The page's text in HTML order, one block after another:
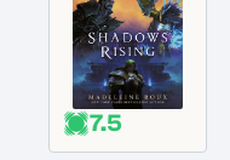
7.5